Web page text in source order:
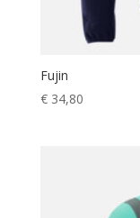
Fujin
€34,80